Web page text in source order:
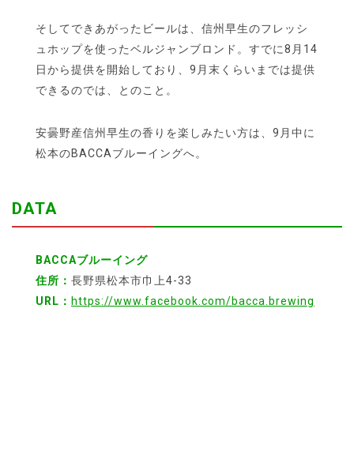
そしてできあがったビールは、信州早生のフレッシ
ュホップを使ったベルジャンブロンド。すでに8月14
日から提供を開始しており、9月末くらいまでは提供
できるのでは、とのこと。
安曇野産信州早生の香りを楽しみたい方は、9月中に
松本のBACCAブルーイングへ。
DATA
BACCAブルーイング
住所： 長野県松本市巾上4-33
URL： https://www.facebook.com/bacca.brewing